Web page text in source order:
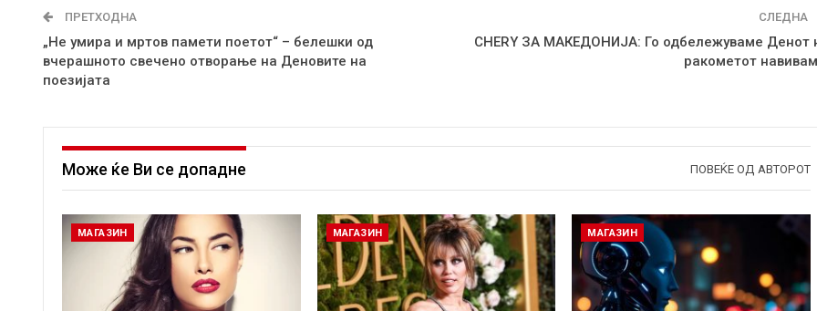
ПРЕТХОДНА
„Не умира и мртов памети поетот“ – белешки од
вчерашното свечено отворање на Деновите на
поезијата
СЛЕДНА
CHERY ЗА МАКЕДОНИЈА: Го одбележуваме Денот
ракометот
Може ќе Ви се допадне ПОВЕЌЕ ОД АВТОРОТ
МАГАЗИН МАГАЗИН МАГАЗИН